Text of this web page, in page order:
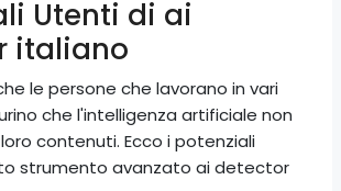
Utenti di ai
italiano
le persone che lavorano in vari
che l'intelligenza artificiale non
contenuti. Ecco i potenziali
strumento avanzato ai detector